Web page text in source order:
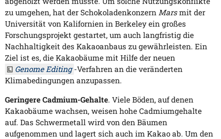
zu umgehen, hat der Schokoladenkonzern Marsmit der
Universität von Kalifornien in Berkeley ein großes
Forschungsprojekt gestartet, um auch langfristig die
Nachhaltigkeit des Kakaoanbaus zu gewährleisten. Ein
Ziel ist es, die Kakaobäume mit Hilfe der neuen
Genome Editing -Verfahren an die veränderten
Klimabedingungen anzupassen.
Geringere Cadmium-Gehalte. Viele Böden, auf denen
Kakaobäume wachsen, weisen hohe Cadmiumgehalte
auf. Das Schwermetall wird von den Bäumen
aufgenommen und lagert sich auch im Kakao ab. Um den